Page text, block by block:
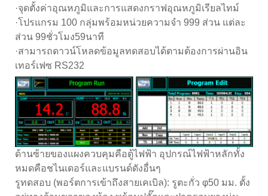
·จุดตั้งค่าอุณหภูมิและการแสดงกราฟอุณหภูมิเรียลไทม์
·โปรแกรม 100 กลุ่มพร้อมหน่วยความจำ 999 ส่วน แต่ละ
ส่วน 99ชั่วโมง59นาที
·สามารถดาวน์โหลดข้อมูลทดสอบได้ตามต้องการผ่านอิน
เทอร์เฟซ RS232
ด้านซ้ายของแผงควบคุมคือตู้ไฟฟ้า อุปกรณ์ไฟฟ้าหลักทั้ง
หมดคือชไนเดอร์และแบรนด์ดังอื่นๆ
รูทดสอบ (พอร์ตการเข้าถึงสายเคเบิล): รูตะกั่ว φ50 มม. ตั้ง